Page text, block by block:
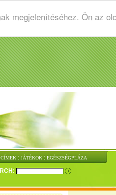
megjelenítéséhez. Ön az
CÍMEK : JÁTÉKOK : EGÉSZSÉGPLÁZA